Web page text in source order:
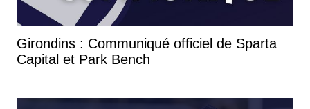
Girondins : Communiqué officiel de Sparta
Capital et Park Bench